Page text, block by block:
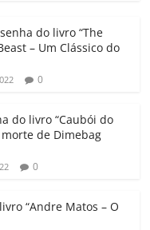
gl
e
Cl
a
ss
ro
o
p
y
Li
k
m
p
h
ar
do livro “The
– Um Clássico do
0
do livro “Caubói do
de Dimebag
0
“Andre Matos – O